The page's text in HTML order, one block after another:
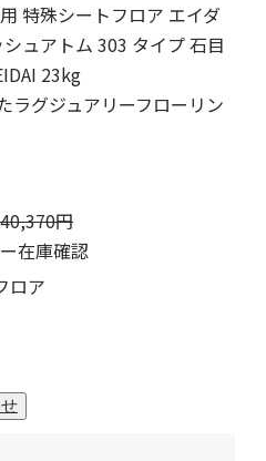
特殊シートフロア エイダ
ュアトム 303 タイプ 石目
23kg
ラグジュアリーフローリン
40,370円
在庫確認
ロア